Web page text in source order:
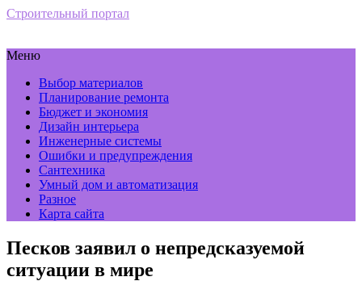
Строительный портал
Меню
Выбор материалов
Планирование ремонта
Бюджет и экономия
Дизайн интерьера
Инженерные системы
Ошибки и предупреждения
Сантехника
Умный дом и автоматизация
Разное
Карта сайта
Песков заявил о непредсказуемой
ситуации в мире